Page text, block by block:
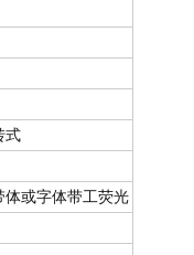
式
体或字体带工荧光